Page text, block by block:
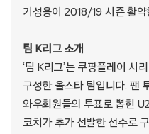
기성용이 2018/19 시즌 활약
팀 K리그 소개
‘팀 K리그’는 쿠팡플레이 시
구성한 올스타 팀입니다. 팬
와우회원들의 투표로 뽑힌
코치가 추가 선발한 선수로